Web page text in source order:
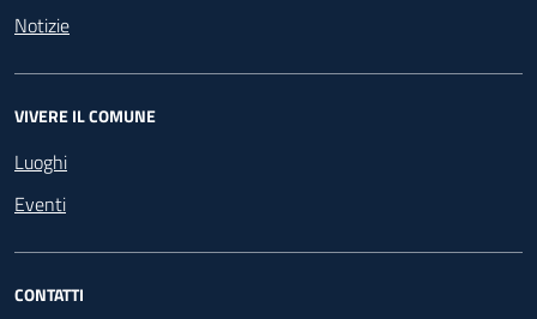
Notizie
VIVERE IL COMUNE
Luoghi
Eventi
CONTATTI